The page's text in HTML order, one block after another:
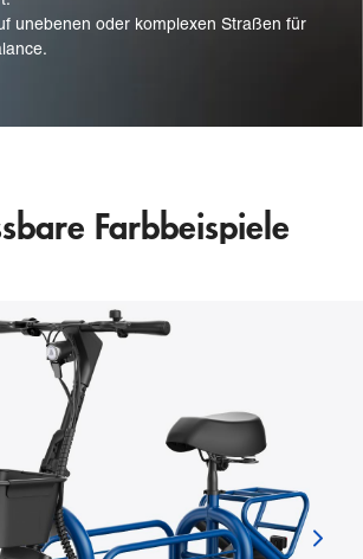
unebenen oder komplexen Straßen für
Farbbeispiele